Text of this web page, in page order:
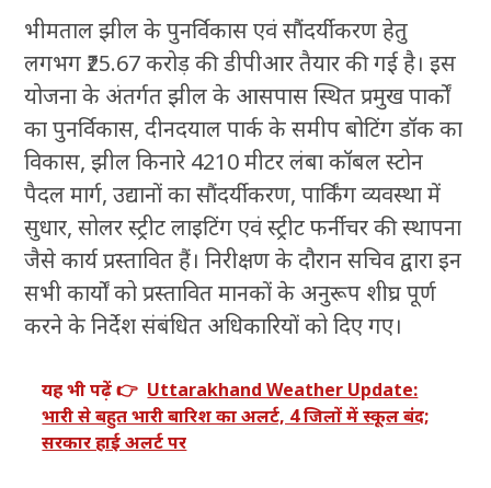
भीमताल झील के पुनर्विकास एवं सौंदर्यीकरण हेतु
लगभग ₹25.67 करोड़ की डीपीआर तैयार की गई है। इस
योजना के अंतर्गत झील के आसपास स्थित प्रमुख पार्कों
का पुनर्विकास, दीनदयाल पार्क के समीप बोटिंग डॉक का
विकास, झील किनारे 4210 मीटर लंबा कॉबल स्टोन
पैदल मार्ग, उद्यानों का सौंदर्यीकरण, पार्किंग व्यवस्था में
सुधार, सोलर स्ट्रीट लाइटिंग एवं स्ट्रीट फर्नीचर की स्थापना
जैसे कार्य प्रस्तावित हैं। निरीक्षण के दौरान सचिव द्वारा इन
सभी कार्यों को प्रस्तावित मानकों के अनुरूप शीघ्र पूर्ण
करने के निर्देश संबंधित अधिकारियों को दिए गए।
यह भी पढ़ें 👉 Uttarakhand Weather Update:
भारी से बहुत भारी बारिश का अलर्ट, 4 जिलों में स्कूल बंद;
सरकार हाई अलर्ट पर